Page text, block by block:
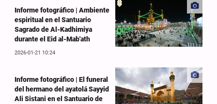
Informe fotográfico | Ambiente
espiritual en el Santuario
Sagrado de Al-Kadhimiya
durante el Eid al-Mab'ath
2026-01-21 10:24
Informe fotográfico | El funeral
del hermano del ayatolá Sayyid
Ali Sistani en el Santuario de